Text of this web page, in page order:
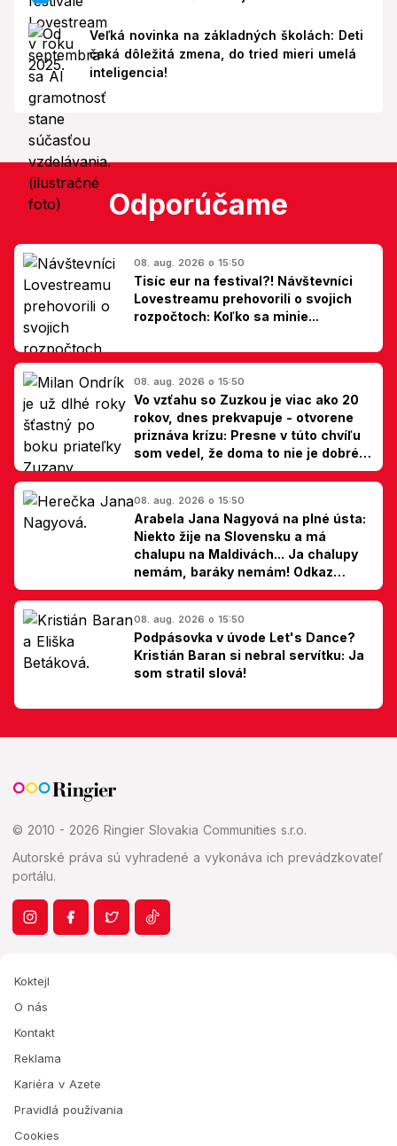
Veľká novinka na základných školách: Deti
čaká dôležitá zmena, do tried mieri umelá
inteligencia!
Odporúčame
08. aug. 2026 o 15:50
Tisíc eur na festival?! Návštevníci
Lovestreamu prehovorili o svojich
rozpočtoch: Koľko sa minie...
08. aug. 2026 o 15:50
Vo vzťahu so Zuzkou je viac ako 20
rokov, dnes prekvapuje - otvorene
priznáva krízu: Presne v túto chvíľu
som vedel, že doma to nie je dobré,
hovorí Milan Ondrík
08. aug. 2026 o 15:50
Arabela Jana Nagyová na plné ústa:
Niekto žije na Slovensku a má
chalupu na Maldivách... Ja chalupy
nemám, baráky nemám! Odkaz
Slovákom
08. aug. 2026 o 15:50
Podpásovka v úvode Let's Dance?
Kristián Baran si nebral servítku: Ja
som stratil slová!
© 2010 - 2026 Ringier Slovakia Communities s.r.o.
Autorské práva sú vyhradené a vykonáva ich prevádzkovateľ
portálu.
Koktejl
O nás
Kontakt
Reklama
Kariéra v Azete
Pravidlá používania
Cookies